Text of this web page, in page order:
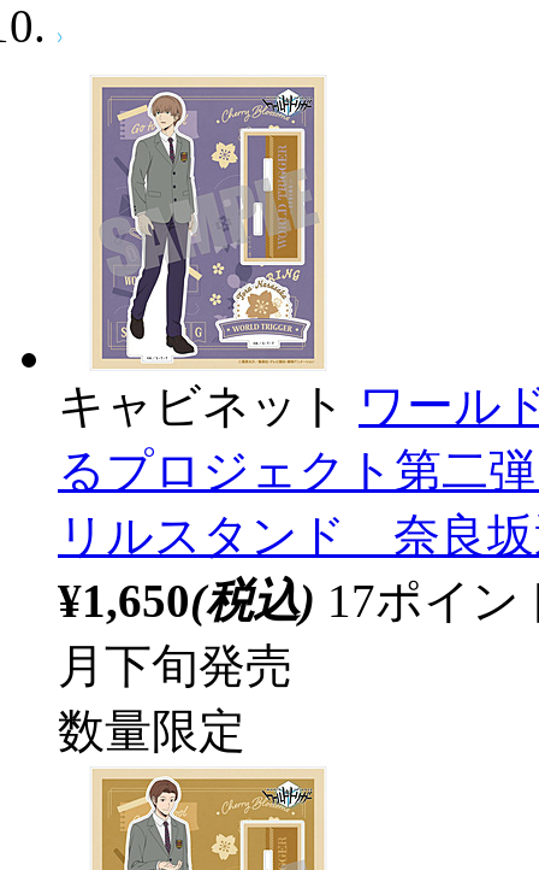
キャビネット ワール
るプロジェクト第二
リルスタンド 奈良
¥1,650(税込) 17ポイ
月下旬発売
数量限定